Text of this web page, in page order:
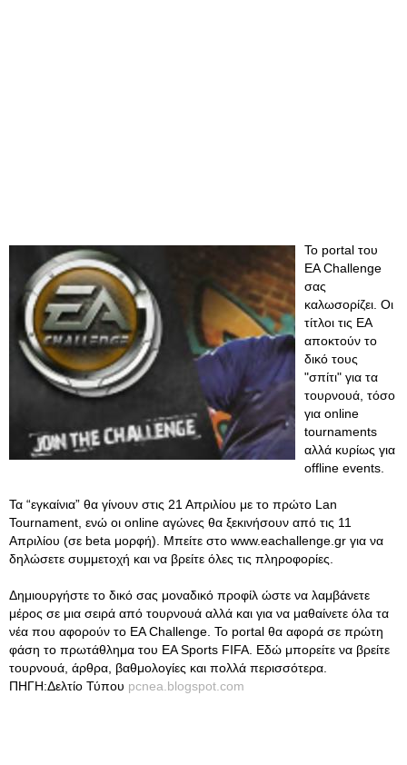
Το portal του
EA Challenge
σας
καλωσορίζει. Οι
τίτλοι τις EA
αποκτούν το
δικό τους
"σπίτι" για τα
τουρνουά, τόσο
για online
tournaments
αλλά κυρίως για
offline events.
Τα “εγκαίνια” θα γίνουν στις 21 Απριλίου με το πρώτο Lan
Tournament, ενώ οι online αγώνες θα ξεκινήσουν από τις 11
Απριλίου (σε beta μορφή). Μπείτε στο www.eachallenge.gr για να
δηλώσετε συμμετοχή και να βρείτε όλες τις πληροφορίες.
Δημιουργήστε το δικό σας μοναδικό προφίλ ώστε να λαμβάνετε
μέρος σε μια σειρά από τουρνουά αλλά και για να μαθαίνετε όλα τα
νέα που αφορούν το EA Challenge. Το portal θα αφορά σε πρώτη
φάση το πρωτάθλημα του EA Sports FIFA. Εδώ μπορείτε να βρείτε
τουρνουά, άρθρα, βαθμολογίες και πολλά περισσότερα.
ΠΗΓΗ:Δελτίο Τύπου pcnea.blogspot.com